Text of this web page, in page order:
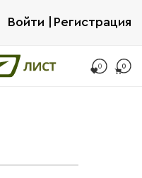
Войти Регистрация
0 0